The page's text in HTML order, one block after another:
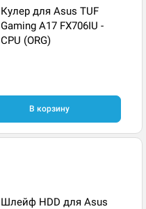
Кулер для Asus TUF
Gaming A17 FX706IU -
CPU (ORG)
В корзину
Шлейф HDD для Asus